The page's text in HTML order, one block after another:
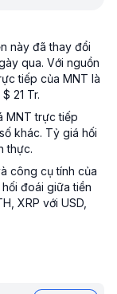
này đã thay đổi
qua. Với nguồn
tiếp của MNT là
21 Tr.
MNT trực tiếp
khác. Tỷ giá hối
thực.
công cụ tính của
đoái giữa tiền
XRP với USD,